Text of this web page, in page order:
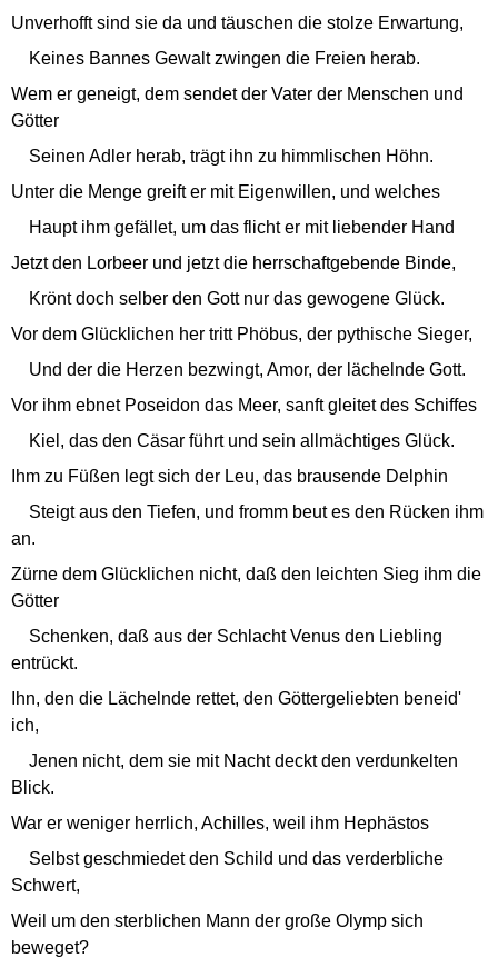
Unverhofft sind sie da und täuschen die stolze Erwartung,
Keines Bannes Gewalt zwingen die Freien herab.
Wem er geneigt, dem sendet der Vater der Menschen und
Götter
Seinen Adler herab, trägt ihn zu himmlischen Höhn.
Unter die Menge greift er mit Eigenwillen, und welches
Haupt ihm gefället, um das flicht er mit liebender Hand
Jetzt den Lorbeer und jetzt die herrschaftgebende Binde,
Krönt doch selber den Gott nur das gewogene Glück.
Vor dem Glücklichen her tritt Phöbus, der pythische Sieger,
Und der die Herzen bezwingt, Amor, der lächelnde Gott.
Vor ihm ebnet Poseidon das Meer, sanft gleitet des Schiffes
Kiel, das den Cäsar führt und sein allmächtiges Glück.
Ihm zu Füßen legt sich der Leu, das brausende Delphin
Steigt aus den Tiefen, und fromm beut es den Rücken ihm
an.
Zürne dem Glücklichen nicht, daß den leichten Sieg ihm die
Götter
Schenken, daß aus der Schlacht Venus den Liebling
entrückt.
Ihn, den die Lächelnde rettet, den Göttergeliebten beneid'
ich,
Jenen nicht, dem sie mit Nacht deckt den verdunkelten
Blick.
War er weniger herrlich, Achilles, weil ihm Hephästos
Selbst geschmiedet den Schild und das verderbliche
Schwert,
Weil um den sterblichen Mann der große Olymp sich
beweget?